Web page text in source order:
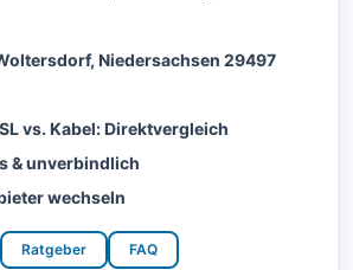
Niedersachsen 29497
vs. Kabel: Direktvergleich
& unverbindlich
wechseln
Ratgeber FAQ